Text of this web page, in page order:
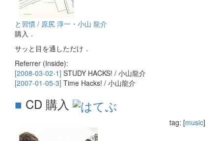
と習慣 / 原尻 淳一・小山 龍介
購入．
サッと目を通しただけ．
Referrer (Inside):
[2008-03-02-1] STUDY HACKS! / 小山龍介
[2007-01-05-3] Time Hacks! / 小山龍介
■ CD 購入
tag: [music]